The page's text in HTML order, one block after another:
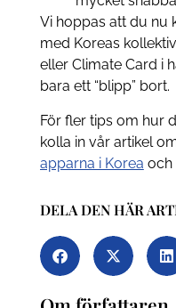
Vi hoppas att du nu
med Koreas
eller Climate Card i
bara ett “blipp” bort.
För fler tips om hur
kolla in vår artikel
apparna i Korea och
DELA DEN HÄR